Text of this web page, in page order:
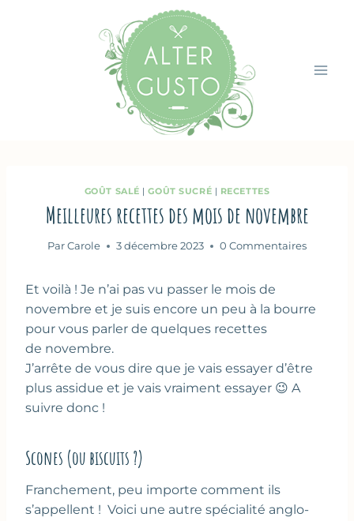
GOÛT SALÉ |GOÛT SUCRÉ | RECETTES
Meilleures recettes des mois de novembre
Par Carole 3 décembre 2023 0 Commentaires
Et voilà ! Je n’ai pas vu passer le mois de
novembre et je suis encore un peu à la bourre
pour vous parler de quelques recettes
de novembre.
J’arrête de vous dire que je vais essayer d’être
plus assidue et je vais vraiment essayer 😉 A
suivre donc !
Scones (ou biscuits ?)
Franchement, peu importe comment ils
s’appellent ! Voici une autre spécialité anglo-